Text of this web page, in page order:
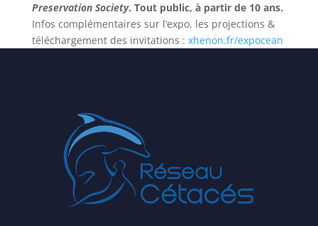
Preservation Society. Tout public, à partir de 10 ans.
Infos complémentaires sur l’expo, les projections &
téléchargement des invitations : xhenon.fr/expocean